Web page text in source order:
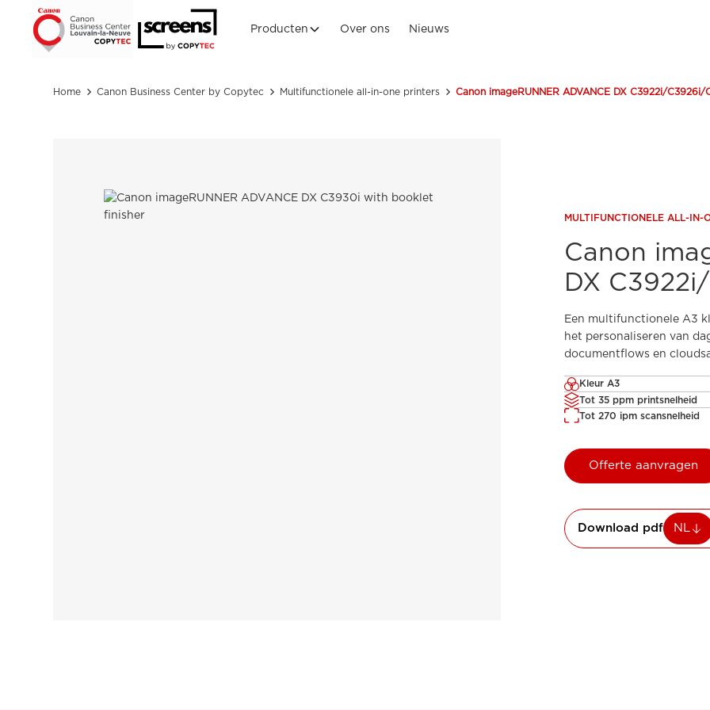
Producten Over ons Nieuws
Home Canon Business Center by Copytec Multifunctionele all-in-one printers Canon imageRUNNER ADVANCE DX C3922i/
MULTIFUNCTIONELE ALL-IN-
Canon
DX
Een multifunctionele A3
het personaliseren van
documentflows en
Kleur A3
Tot 35 ppm printsnelheid
Tot 270 ipm scansnelheid
Offerte aanvragen
Download pdf NL